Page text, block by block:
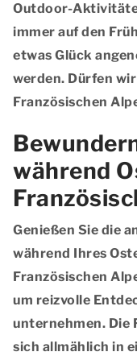
Outdoor-
immer auf den
etwas Glück
werden. Dürfen
Französischen
während
Genießen Sie die
während Ihres
Französischen
um reizvolle
unternehmen. Die
sich allmählich in